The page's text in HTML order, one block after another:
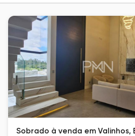
Sobrado à venda em Valinhos,